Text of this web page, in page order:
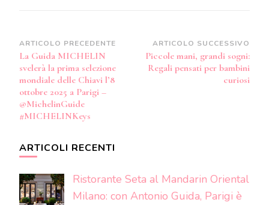
Navigazione
articoli
ARTICOLO PRECEDENTE
La Guida MICHELIN
svelerà la prima selezione
mondiale delle Chiavi l’8
ottobre 2025 a Parigi –
@MichelinGuide
#MICHELINKeys
ARTICOLO SUCCESSIVO
Piccole mani, grandi sogni:
Regali pensati per bambini
curiosi
ARTICOLI RECENTI
Ristorante Seta al Mandarin Oriental
Milano: con Antonio Guida, Parigi è